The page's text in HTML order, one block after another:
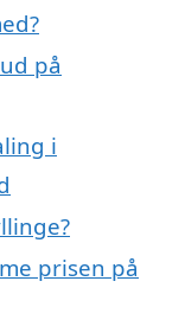
på
i
prisen på